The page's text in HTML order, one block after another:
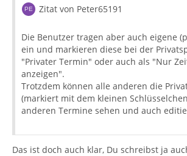
Zitat von Peter65191
Die Benutzer tragen aber auch eigene
ein und markieren diese bei der
"Privater Termin" oder auch als "Nur
anzeigen".
Trotzdem können alle anderen die
(markiert mit dem kleinen
anderen Termine sehen und auch
Das ist doch auch klar, Du schreibst ja